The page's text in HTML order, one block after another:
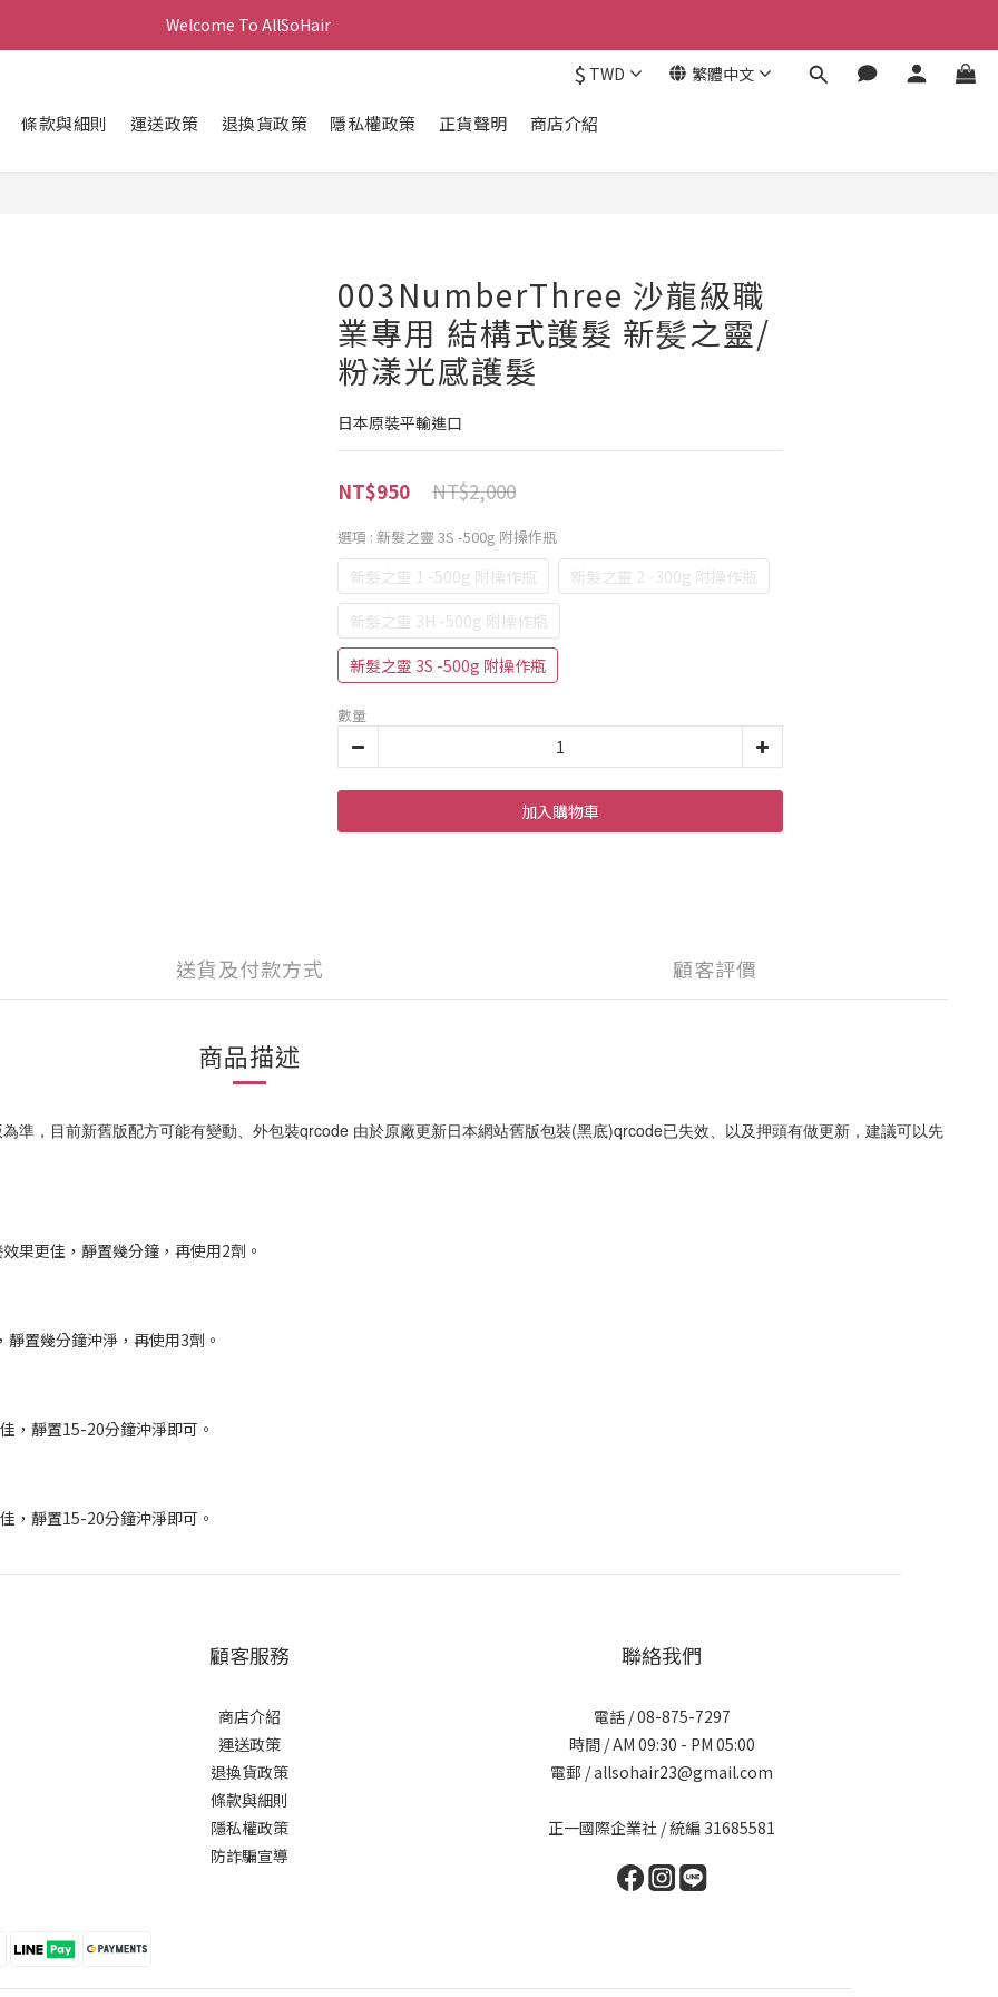
Welcome To AllSoHair
$ TWD 繁體中文
條款與細則 運送政策 退換貨政策 隱私權政策 正貨聲明 商店介紹
003NumberThree 沙龍級職
業專用 結構式護髮 新髪之靈/
粉漾光感護髮
日本原裝平輸進口
NT$2,000
NT$950
選項 : 新髮之靈 3S -500g 附操作瓶
新髮之靈 1 -500g 附操作瓶
新髮之靈 2 -300g 附操作瓶
新髮之靈 3H -500g 附操作瓶
新髮之靈 3S -500g 附操作瓶
數量
加入購物車
送貨及付款方式 顧客評價
商品描述
準，目前新舊版配方可能有變動、外包裝qrcode 由於原廠更新日本網站舊版包裝(黑底)qrcode已失效、以及押頭有做更新，建議可以先
果更佳，靜置幾分鐘，再使用2劑。
置幾分鐘沖淨，再使用3劑。
，靜置15-20分鐘沖淨即可。
，靜置15-20分鐘沖淨即可。
顧客服務
商店介紹
運送政策
退換貨政策
條款與細則
隱私權政策
防詐騙宣導
聯絡我們
電話 / 08-875-7297
時間 / AM 09:30 - PM 05:00
電郵 / allsohair23@gmail.com
正一國際企業社 / 統編 31685581